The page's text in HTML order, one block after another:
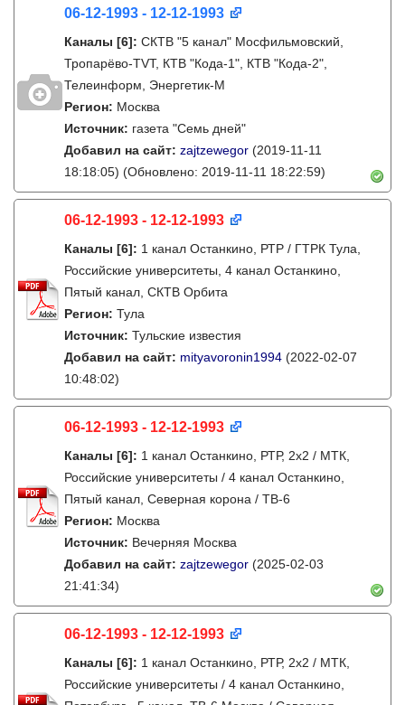
06-12-1993 - 12-12-1993
Каналы [6]: СКТВ "5 канал" Мосфильмовский,
Тропарёво-TVT, КТВ "Кода-1", КТВ "Кода-2",
Телеинформ, Энергетик-М
Регион: Москва
Источник: газета "Семь дней"
Добавил на сайт: zajtzewegor (2019-11-11
18:18:05) (Обновлено: 2019-11-11 18:22:59)
06-12-1993 - 12-12-1993
Каналы [6]: 1 канал Останкино, РТР / ГТРК Тула,
Российские университеты, 4 канал Останкино,
Пятый канал, СКТВ Орбита
Регион: Тула
Источник: Тульские известия
Добавил на сайт: mityavoronin1994 (2022-02-07
10:48:02)
06-12-1993 - 12-12-1993
Каналы [6]: 1 канал Останкино, РТР, 2х2 / МТК,
Российские университеты / 4 канал Останкино,
Пятый канал, Северная корона / ТВ-6
Регион: Москва
Источник: Вечерняя Москва
Добавил на сайт: zajtzewegor (2025-02-03
21:41:34)
06-12-1993 - 12-12-1993
Каналы [6]: 1 канал Останкино, РТР, 2х2 / МТК,
Российские университеты / 4 канал Останкино,